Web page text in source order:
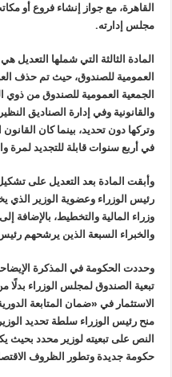
القاهرة، مع جواز إنشاء فروع أو
مجلس إدارته.
العمومية للصندوق، حيث تم حذف
الجمعية العمومية للصندوق من ذوي
والقانونية وفي إدارة الصناديق
وتركها دون تحديد، بينما كان
في أربع سنوات قابلة للتجديد لمرة
وأبقت المادة بعد التعديل على
رئيس الوزراء وعضوية الوزير الذي
وزراء المالية والتخطيط، بالإضافة
والخبراء السبعة الذين يرشحهم
وحددت الحكومة في المذكرة
تبعية الصندوق لمجلس الوزراء بدلًا
الاستثمار في «ضمان المتابعة
منح رئيس الوزراء سلطة تحديد
النص على تبعيته لوزير محدد بحيث
حكومة جديدة وتطور الظروف